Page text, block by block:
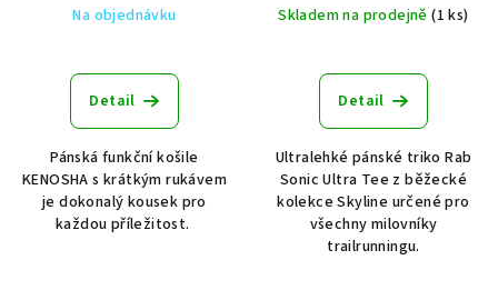
Na objednávku
Detail
Pánská funkční košile
KENOSHA s krátkým rukávem
je dokonalý kousek pro
každou příležitost.
Skladem na prodejně(1 ks)
Detail
Ultralehké pánské triko Rab
Sonic Ultra Tee z běžecké
kolekce Skyline určené pro
všechny milovníky
trailrunningu.